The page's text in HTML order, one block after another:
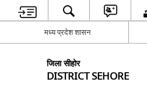
मध्य प्रदेश शासन
जिला सीहोर
DISTRICT SEHORE